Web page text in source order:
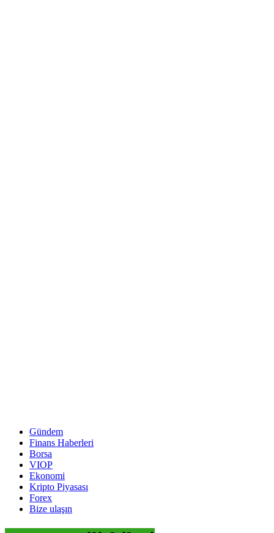
Gündem
Finans Haberleri
Borsa
VIOP
Ekonomi
Kripto Piyasası
Forex
Bize ulaşın